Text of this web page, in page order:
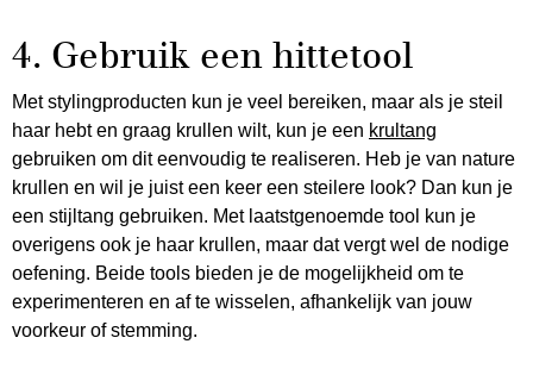
4. Gebruik een hittetool
Met stylingproducten kun je veel bereiken, maar als je steil
haar hebt en graag krullen wilt, kun je een krultang
gebruiken om dit eenvoudig te realiseren. Heb je van nature
krullen en wil je juist een keer een steilere look? Dan kun je
een stijltang gebruiken. Met laatstgenoemde tool kun je
overigens ook je haar krullen, maar dat vergt wel de nodige
oefening. Beide tools bieden je de mogelijkheid om te
experimenteren en af te wisselen, afhankelijk van jouw
voorkeur of stemming.